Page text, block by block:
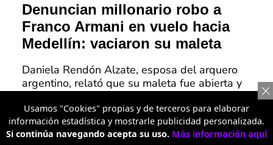
Denuncian millonario robo a
Franco Armani en vuelo hacia
Medellín: vaciaron su maleta
Daniela Rendón Alzate, esposa del arquero
argentino, relató que su maleta fue abierta y
lo ocurrido.
Usamos "Cookies" propias y de terceros para elaborar
información estadística y mostrarle publicidad personalizada.
Si continúa navegando acepta su uso. Más información aquí